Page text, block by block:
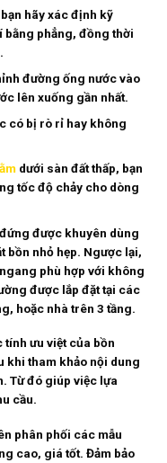
hãy xác định kỹ
bằng phẳng, đồng thời
đường ống nước vào
lên xuống gần nhất.
có bị rò rỉ hay không
dưới sàn đất thấp, bạn
tốc độ chảy cho dòng
được khuyên dùng
bồn nhỏ hẹp. Ngược lại,
phù hợp với không
được lắp đặt tại các
hoặc nhà trên 3 tầng.
tính ưu việt của bồn
khi tham khảo nội dung
Từ đó giúp việc lựa
cầu.
phân phối các mẫu
cao, giá tốt. Đảm bảo